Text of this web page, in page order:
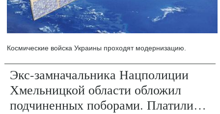
Космические войска Украины проходят модернизацию.
Экс-замначальника Нацполиции
Хмельницкой области обложил
подчиненных поборами. Платили…